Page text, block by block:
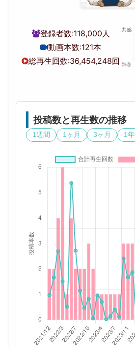
登録者数:118,000人
動画本数:121本
総再生回数:36,454,248回
投稿数と再生数の推移
1週間 1ヶ月 3ヶ月 1年